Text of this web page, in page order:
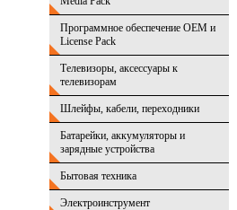
Программное обеспечение OEM и
License Pack
Телевизоры, аксессуары к
телевизорам
Шлейфы, кабели, переходники
Батарейки, аккумуляторы и
зарядные устройства
Бытовая техника
Электроинструмент